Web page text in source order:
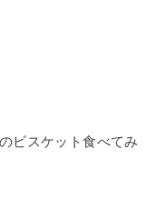
ビスケット食べてみ